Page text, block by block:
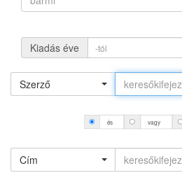
Kiadás éve
Szerző
és vagy
Cím